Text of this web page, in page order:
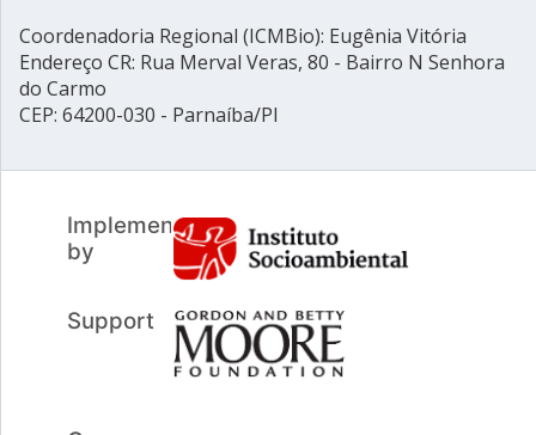
Coordenadoria Regional (ICMBio): Eugênia Vitória
Endereço CR: Rua Merval Veras, 80 - Bairro N Senhora
do Carmo
CEP: 64200-030 - Parnaíba/PI